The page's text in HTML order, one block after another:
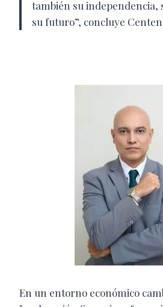
también su
su futuro”, concluye
En un entorno económico